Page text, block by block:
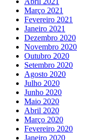
Março 2021
Fevereiro 2021
Janeiro 2021
Dezembro 2020
Novembro 2020
Outubro 2020
Setembro 2020
Agosto 2020
Julho 2020
Junho 2020
Maio 2020
Abril 2020
Março 2020
Fevereiro 2020
Janeiro 2020